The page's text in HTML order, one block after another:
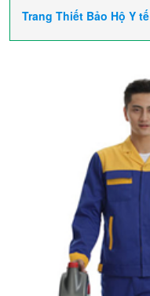
Trang Thiết Bảo Hộ Y tế